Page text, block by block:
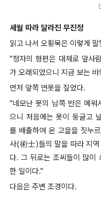
세월 따라 달라진 무진정
읽고 나서 오횡묵은 이렇게 말
"정자의 형편은 대체로 앞사
가 오래되었으니 지금 보는
먼저 앞쪽 연못을 짚었다.
"네모난 못의 남쪽 반은 메
으니 처음에는 못이 둥글고
를 배출하여 온 고을을 짓누
사(術士)들의 말을 따라 지
다. 그 뒤로는 조씨들이 많이
한 일이다."
다음은 주변 조경이다.